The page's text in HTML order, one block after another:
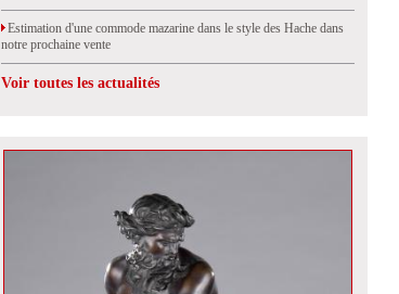
Estimation d'une commode mazarine dans le style des Hache dans
notre prochaine vente
Voir toutes les actualités